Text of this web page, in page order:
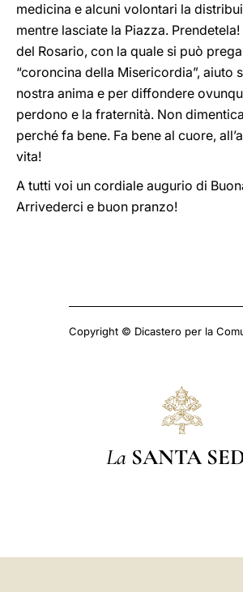
medicina e alcuni volontari la
mentre lasciate la Piazza. Prendetela!
del Rosario, con la quale si può
“coroncina della Misericordia”, aiuto
nostra anima e per diffondere
perdono e la fraternità. Non
perché fa bene. Fa bene al cuore,
vita!
A tutti voi un cordiale augurio di
Arrivederci e buon pranzo!
Copyright © Dicastero per la
La SANTA